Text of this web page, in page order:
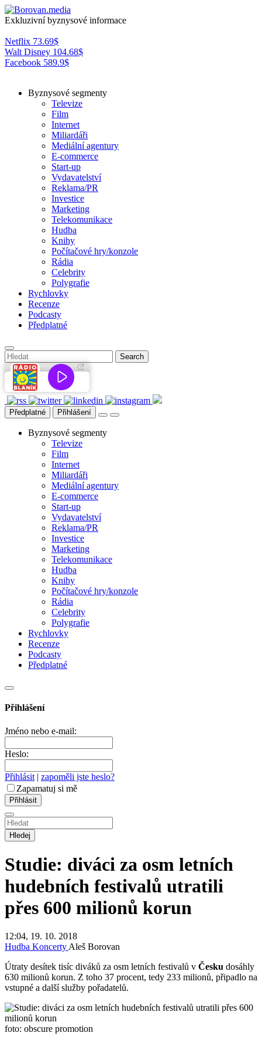
Exkluzivní byznysové informace
Netflix 73.69$
Walt Disney 104.68$
Facebook 589.9$
Byznysové segmenty
Televize
Film
Internet
Miliardáři
Mediální agentury
E-commerce
Start-up
Vydavatelství
Reklama/PR
Investice
Marketing
Telekomunikace
Hudba
Knihy
Počítačové hry/konzole
Rádia
Celebrity
Polygrafie
Rychlovky
Recenze
Podcasty
Předplatné
Předplatné Přihlášení
Byznysové segmenty
Televize
Film
Internet
Miliardáři
Mediální agentury
E-commerce
Start-up
Vydavatelství
Reklama/PR
Investice
Marketing
Telekomunikace
Hudba
Knihy
Počítačové hry/konzole
Rádia
Celebrity
Polygrafie
Rychlovky
Recenze
Podcasty
Předplatné
Přihlášení
Jméno nebo e-mail:
Heslo:
Přihlásit | zapoměli jste heslo?
Zapamatuj si mě
Hledej
Studie: diváci za osm letních
hudebních festivalů utratili
přes 600 milionů korun
12:04, 19. 10. 2018
Hudba KoncertyAleš Borovan
Útraty desítek tisíc diváků za osm letních festivalů v Česku dosáhly
630 milionů korun. Z toho 37 procent, tedy 233 milionů, připadlo na
vstupné a další služby pořadatelů.
foto: obscure promotion